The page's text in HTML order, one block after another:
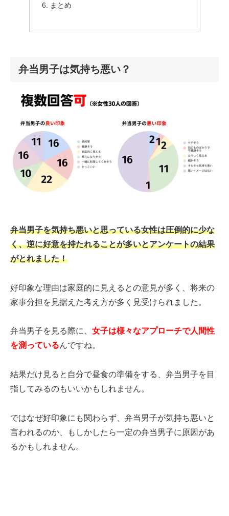
まとめ
弁当男子は気持ち悪い？
弁当男子を気持ち悪いと思っている女性は圧倒的に少な
く、逆に好意を持たれることが多いとアンケートの結果
がとれました！
好印象な理由は家庭的に見えるとの意見が多く、将来の
家事分担を見据えた考え方が多く見受けられました。
弁当男子を見る際に、 女子は様々なアプローチで人間性
を測っているんですね。
結果だけ見ると自分で昼食の準備をする、弁当男子を目
指してみるのもいいかもしれません。
ではなぜ好印象にも関わらず、弁当男子が気持ち悪いと
言われるのか、もしかしたら一定の弁当男子に原因があ
るかもしれません。